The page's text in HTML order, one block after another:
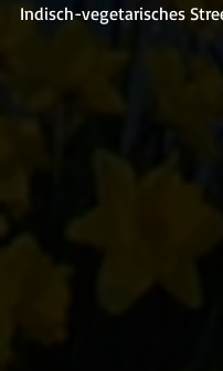
Indisch-vegetarisches